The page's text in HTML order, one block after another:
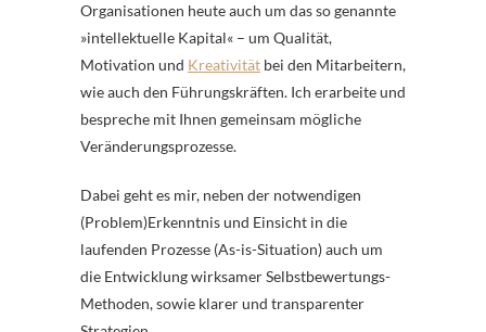
Organisationen heute auch um das so genannte
»intellektuelle Kapital« – um Qualität,
Motivation und Kreativität bei den Mitarbeitern,
wie auch den Führungskräften. Ich erarbeite und
bespreche mit Ihnen gemeinsam mögliche
Veränderungsprozesse.
Dabei geht es mir, neben der notwendigen
(Problem)Erkenntnis und Einsicht in die
laufenden Prozesse (As-is-Situation) auch um
die Entwicklung wirksamer Selbstbewertungs-
Methoden, sowie klarer und transparenter